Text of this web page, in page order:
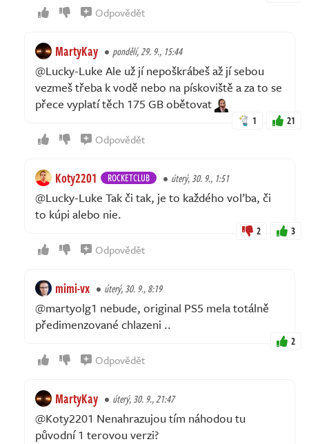
Odpovědět
MartyKay pondělí, 29. 9., 15:44
@Lucky-Luke Ale už jí nepoškrábeš až jí sebou
vezmeš třeba k vodě nebo na pískoviště a za to se
přece vyplatí těch 175 GB obětovat
1 21
Odpovědět
Koty2201 ROCKETCLUB úterý, 30. 9., 1:51
@Lucky-Luke Tak či tak, je to každého voľba, či
to kúpi alebo nie.
2 3
Odpovědět
mimi-vx úterý, 30. 9., 8:19
@martyolg1 nebude, original PS5 mela totálně
předimenzované chlazeni ..
2
Odpovědět
MartyKay úterý, 30. 9., 21:47
@Koty2201 Nenahrazujou tím náhodou tu
původní 1 terovou verzi?